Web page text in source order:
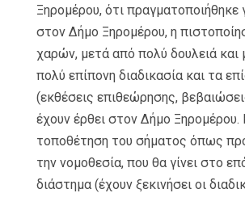
Ξηρομέρου, ότι
στον Δήμο Ξηρομέρου, η
χαρών, μετά από πολύ δουλειά και
πολύ επίπονη διαδικασία και τα
(εκθέσεις επιθεώρησης,
έχουν έρθει στον Δήμο Ξηρομέρου.
τοποθέτηση του σήματος όπως
την νομοθεσία, που θα γίνει στο
διάστημα (έχουν ξεκινήσει οι